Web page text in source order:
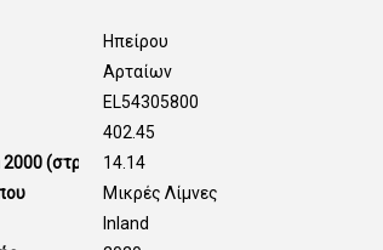
Ηπείρου
Αρταίων
EL54305800
402.45
(στρ)
14.14
Μικρές Λίμνες
Inland